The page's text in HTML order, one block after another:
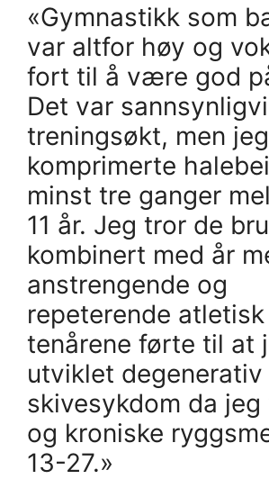
«Gymnastikk som
var altfor høy og
fort til å være god
Det var
treningsøkt, men
komprimerte
minst tre ganger
11 år. Jeg tror de
kombinert med år
anstrengende og
repeterende
tenårene førte til at
utviklet degenerativ
skivesykdom da jeg
og kroniske
13-27.»